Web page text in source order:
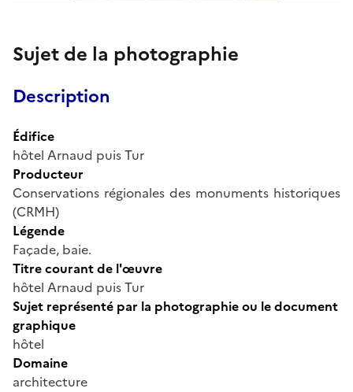
Sujet de la photographie
Description
Édifice
hôtel Arnaud puis Tur
Producteur
Conservations régionales des monuments historiques
(CRMH)
Légende
Façade, baie.
Titre courant de l'œuvre
hôtel Arnaud puis Tur
Sujet représenté par la photographie ou le document
graphique
hôtel
Domaine
architecture